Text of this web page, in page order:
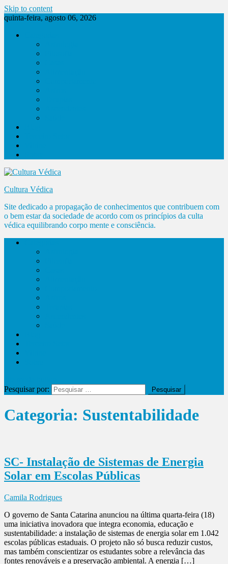
Skip to content
quinta-feira, agosto 06, 2026
Cultura Védica
Site dedicado a propagação de conhecimentos que contribuem com
o bem estar da sociedade de acordo com os princípios da culta
védica equilibrando corpo mente e consciência.
Pesquisar por:
Categoria: Sustentabilidade
SC- Instalação de Sistemas de Energia
Solar em Escolas Públicas
Camila Rodrigues
O governo de Santa Catarina anunciou na última quarta-feira (18)
uma iniciativa inovadora que integra economia, educação e
sustentabilidade: a instalação de sistemas de energia solar em 1.042
escolas públicas estaduais. O projeto não só busca reduzir custos,
mas também conscientizar os estudantes sobre a relevância das
fontes renováveis e a preservação ambiental. A energia […]